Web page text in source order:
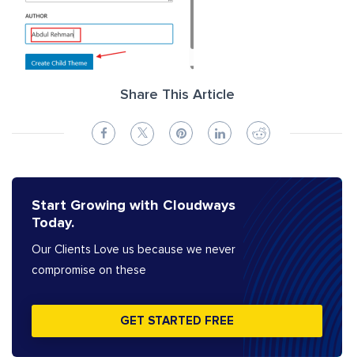
Share This Article
Start Growing with Cloudways
Today.
Our Clients Love us because we never
compromise on these
GET STARTED FREE